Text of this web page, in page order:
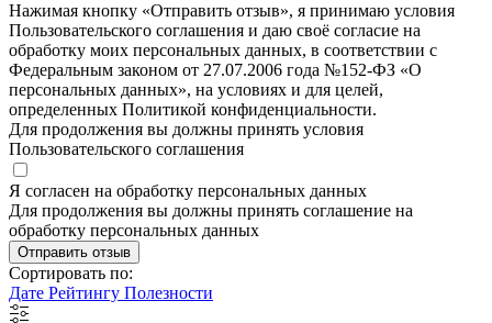
Нажимая кнопку «Отправить отзыв», я принимаю условия
Пользовательского соглашения и даю своё согласие на
обработку моих персональных данных, в соответствии с
Федеральным законом от 27.07.2006 года №152-ФЗ «О
персональных данных», на условиях и для целей,
определенных Политикой конфиденциальности.
Для продолжения вы должны принять условия
Пользовательского соглашения
Я согласен на обработку персональных данных
Для продолжения вы должны принять соглашение на
обработку персональных данных
Отправить отзыв
Сортировать по:
Дате Рейтингу Полезности